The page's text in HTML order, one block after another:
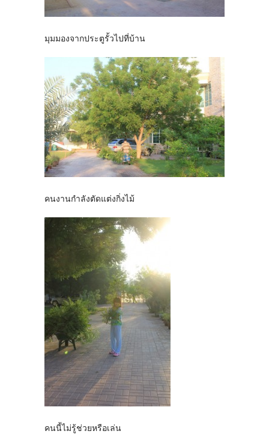
มุมมองจากประตูรั้วไปที่บ้าน
คนงานกำลังตัดแต่งกิ่งไม้
คนนี้ไม่รู้ช่วยหรือเล่น